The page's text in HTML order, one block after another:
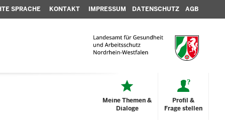
SPRACHE KONTAKT IMPRESSUM DATENSCHUTZ AGB
Profil &
Frage stellen
Meine Themen &
Dialoge